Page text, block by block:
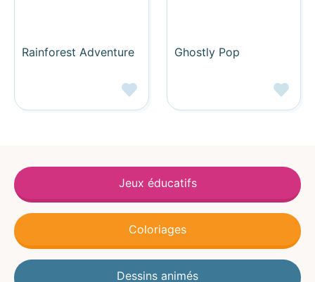
Rainforest Adventure Ghostly Pop
Jeux éducatifs
Coloriages
Dessins animés